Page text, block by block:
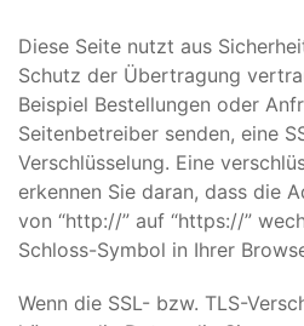
Diese Seite nutzt aus
Schutz der Übertragung
Beispiel Bestellungen oder
Seitenbetreiber senden, eine
Verschlüsselung. Eine
erkennen Sie daran, dass die
von “http://” auf “https://”
Schloss-Symbol in Ihrer
Wenn die SSL- bzw. TLS-